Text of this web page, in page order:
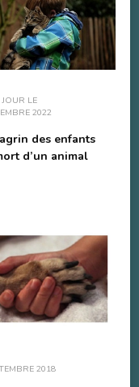
LE
2022
des enfants
d’un animal
2018